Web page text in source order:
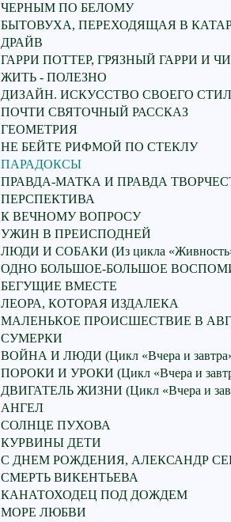
ЧЕРНЫМ ПО БЕЛОМУ
БЫТОВУХА, ПЕРЕХОДЯЩАЯ В
ДРАЙВ
ГАРРИ ПОТТЕР, ГРЯЗНЫЙ ГАРРИ И
ЖИТЬ - ПОЛЕЗНО
ДИЗАЙН. ИСКУССТВО СВОЕГО
ПОЧТИ СВЯТОЧНЫЙ РАССКАЗ
ГЕОМЕТРИЯ
НЕ БЕЙТЕ РИФМОЙ ПО СТЕКЛУ
ПАРАДОКСЫ
ПРАВДА-МАТКА И ПРАВДА
ПЕРСПЕКТИВА
К ВЕЧНОМУ ВОПРОСУ
УЖИН В ПРЕИСПОДНЕЙ
ЛЮДИ И СОБАКИ (Из цикла
ОДНО БОЛЬШОЕ-БОЛЬШОЕ
БЕГУЩИЕ ВМЕСТЕ
ЛЕОРА, КОТОРАЯ ИЗДАЛЕКА
МАЛЕНЬКОЕ ПРОИСШЕСТВИЕ В
СУМЕРКИ
ВОЙНА И ЛЮДИ (Цикл «Вчера и
ПОРОКИ И УРОКИ (Цикл «Вчера и
ДВИГАТЕЛЬ ЖИЗНИ (Цикл «Вчера и
АНГЕЛ
СОЛНЦЕ ПУХОВА
КУРВИНЫ ДЕТИ
С ДНЕМ РОЖДЕНИЯ, АЛЕКСАНДР
СМЕРТЬ ВИКЕНТЬЕВА
КАНАТОХОДЕЦ ПОД ДОЖДЕМ
МОРЕ ЛЮБВИ